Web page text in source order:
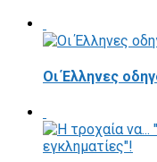
Οι Έλληνες